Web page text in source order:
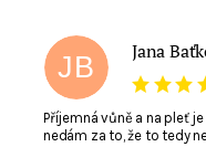
JB
Jana
Příjemná vůně a na pleť
nedám za to, že to tedy